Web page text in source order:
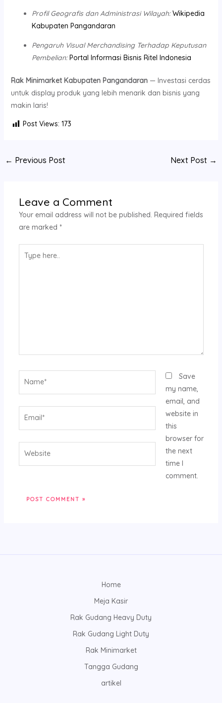
Profil Geografis dan Administrasi Wilayah: Wikipedia
Kabupaten Pangandaran
Pengaruh Visual Merchandising Terhadap Keputusan
Pembelian: Portal Informasi Bisnis Ritel Indonesia
Rak Minimarket Kabupaten Pangandaran— Investasi cerdas
untuk display produk yang lebih menarik dan bisnis yang
makin laris!
Post Views: 173
← Previous Post Next Post →
Leave a Comment
Your email address will not be published. Required fields
are marked *
here..
Save
my name,
email, and
website in
this
browser for
the next
time I
comment.
Home
Meja Kasir
Rak Gudang Heavy Duty
Rak Gudang Light Duty
Rak Minimarket
Tangga Gudang
artikel